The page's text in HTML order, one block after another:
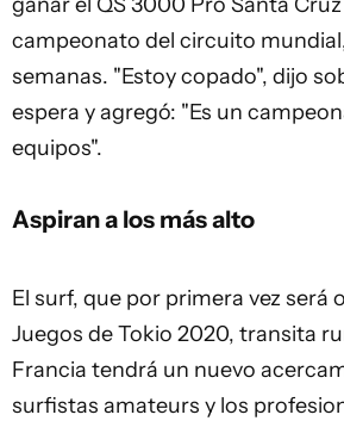
campeonato del circuito
semanas. "Estoy copado", dijo
espera y agregó: "Es un
equipos".
Aspiran a los más alto
El surf, que por primera vez será
Juegos de Tokio 2020, transita
Francia tendrá un nuevo
surfistas amateurs y los